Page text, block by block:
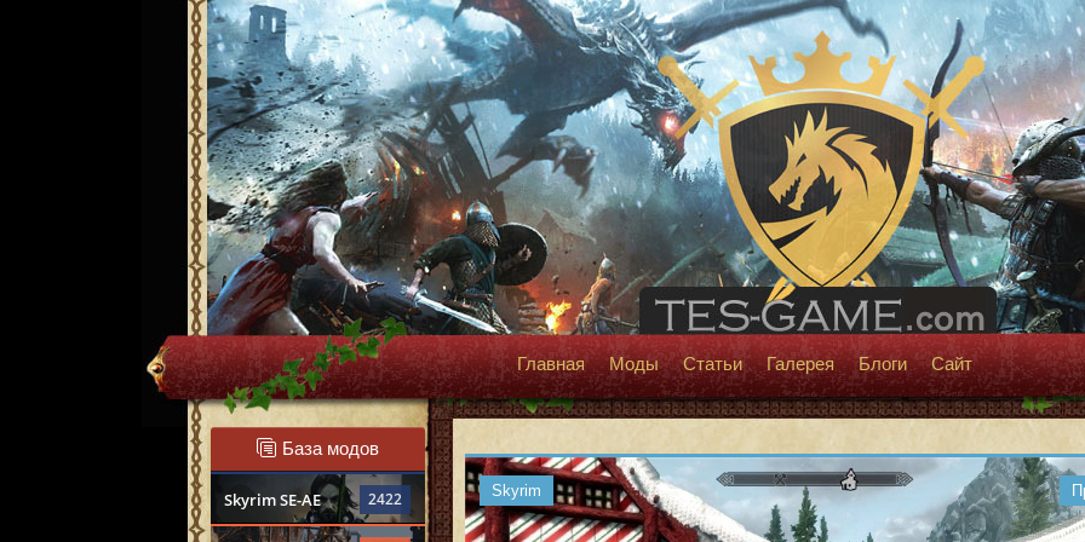
Главная Моды Статьи Галерея Блоги Сайт
База модов
Skyrim SE-AE 2422 Skyrim